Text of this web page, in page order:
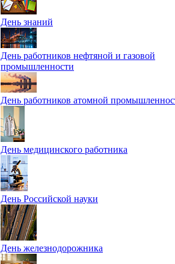
День знаний
День работников нефтяной и газовой
промышленности
День работников атомной
День медицинского работника
День Российской науки
День железнодорожника